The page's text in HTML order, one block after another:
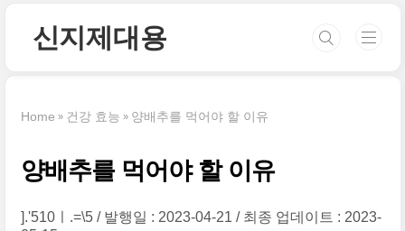
신지제대용
Home 건강 효능 양배추를 먹어야 할 이유
양배추를 먹어야 할 이유
].'510ㅣ.=\5 발행일 : 2023-04-21
최종 업데이트 : 2023-